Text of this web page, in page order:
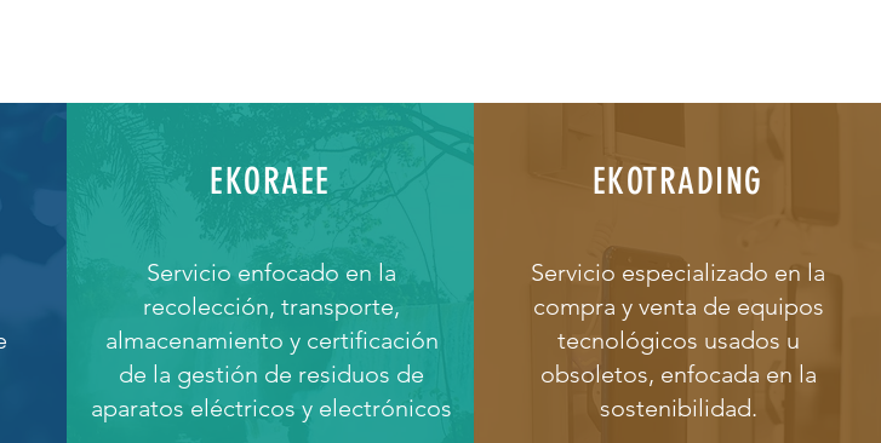
EKORAEE
Servicio enfocado en la
recolección, transporte,
almacenamiento y certificación
de la gestión de residuos de
aparatos eléctricos y electrónicos
EKOTRADING
Servicio especializado en la
compra y venta de equipos
tecnológicos usados u
obsoletos, enfocada en la
sostenibilidad.